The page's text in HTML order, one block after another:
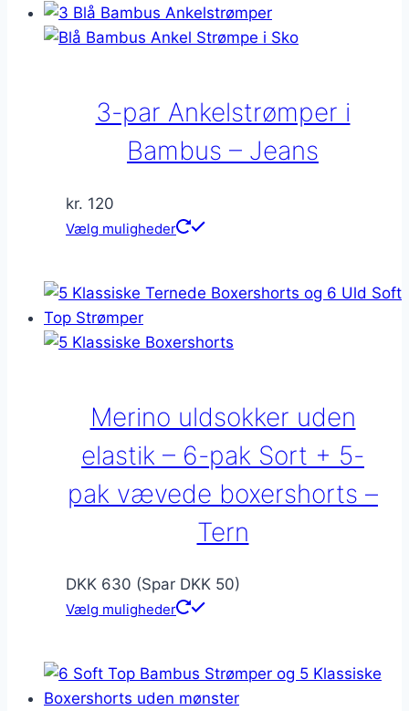
flere
varianter.
vælges
på
varesiden
3-par Ankelstrømper i
Bambus – Jeans
kr. 120
Vælg muligheder
Dette
flere
Mulighederne
på
varesiden
Merino uldsokker uden
elastik – 6-pak Sort + 5-
pak vævede boxershorts –
Tern
DKK 630 (Spar DKK 50)
Vælg muligheder